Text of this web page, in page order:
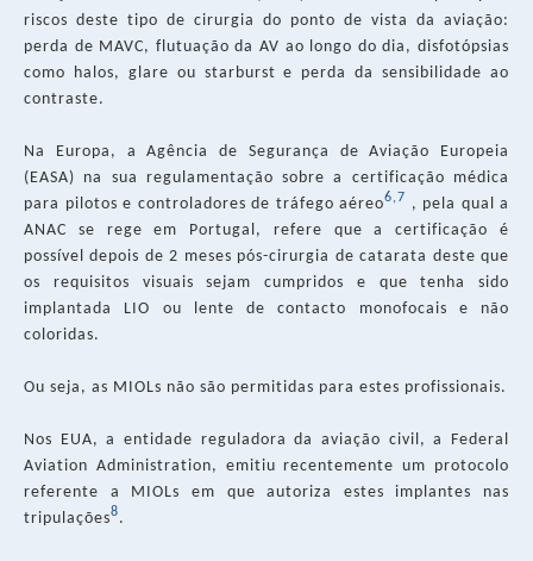
riscos deste tipo de cirurgia do ponto de vista da aviação:
perda de MAVC, flutuação da AV ao longo do dia, disfotópsias
como halos, glare ou starburst e perda da sensibilidade ao
contraste.
Na Europa, a Agência de Segurança de Aviação Europeia
(EASA) na sua regulamentação sobre a certificação médica
para pilotos e controladores de tráfego aéreo6,7 , pela qual a
ANAC se rege em Portugal, refere que a certificação é
possível depois de 2 meses pós-cirurgia de catarata deste que
os requisitos visuais sejam cumpridos e que tenha sido
implantada LIO ou lente de contacto monofocais e não
coloridas.
Ou seja, as MIOLs não são permitidas para estes profissionais.
Nos EUA, a entidade reguladora da aviação civil, a Federal
Aviation Administration, emitiu recentemente um protocolo
referente a MIOLs em que autoriza estes implantes nas
tripulações8.